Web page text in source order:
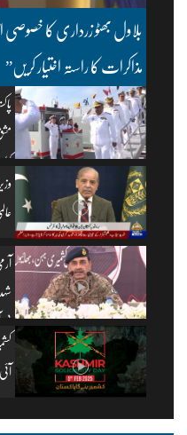
بلاول بھٹو زرداری کا خصوصی
مذاکرات کا راستہ اختیار کریں”